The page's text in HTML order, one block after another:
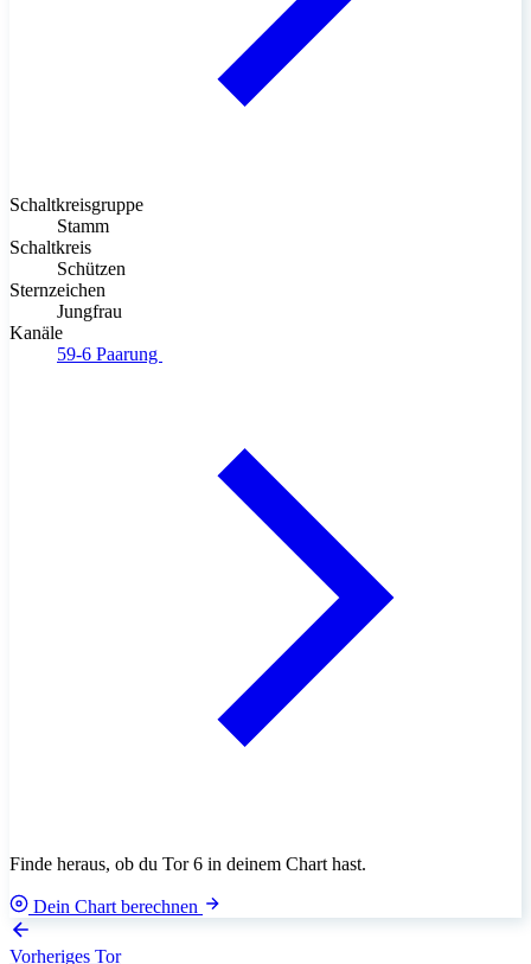
Schaltkreisgruppe
Stamm
Schaltkreis
Schützen
Sternzeichen
Jungfrau
Kanäle
59-6 Paarung
Finde heraus, ob du Tor 6 in deinem Chart hast.
Dein Chart berechnen
Vorheriges Tor